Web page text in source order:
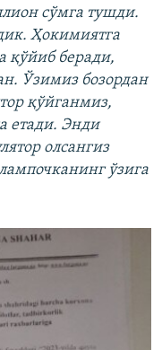
сўмга тушди.
Ҳокимиятга
қўйиб беради,
Ўзимиз бозордан
қўйганмиз,
етади. Энди
олсангиз
ўзига